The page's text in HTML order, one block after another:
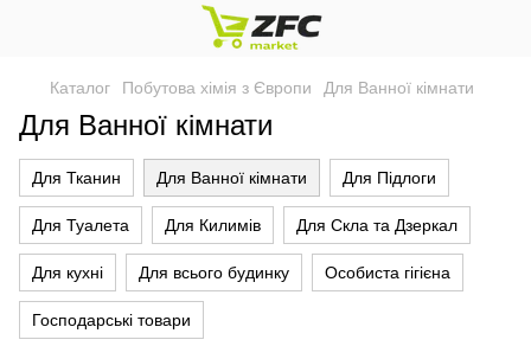
Каталог Побутова хімія з Європи Для Ванної кімнати
Для Ванної кімнати
Для Тканин Для Ванної кімнати Для Підлоги
Для Туалета Для Килимів Для Скла та Дзеркал
Для кухні Для всього будинку Особиста гігієна
Господарські товари